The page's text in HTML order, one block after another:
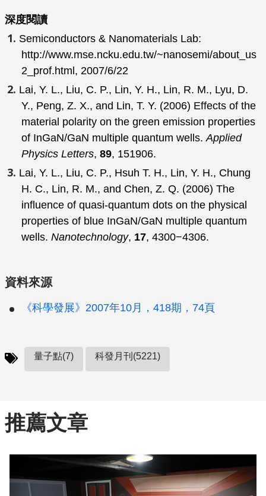
深度閱讀
Semiconductors & Nanomaterials Lab:
http://www.mse.ncku.edu.tw/~nanosemi/about_us
2_prof.html, 2007/6/22
Lai, Y. L., Liu, C. P., Lin, Y. H., Lin, R. M., Lyu, D.
Y., Peng, Z. X., and Lin, T. Y. (2006) Effects of the
material polarity on the green emission properties
of InGaN/GaN multiple quantum wells.Applied
Physics Letters, 89, 151906.
Lai, Y. L., Liu, C. P., Hsuh T. H., Lin, Y. H., Chung
H. C., Lin, R. M., and Chen, Z. Q. (2006) The
influence of quasi-quantum dots on the physical
properties of blue InGaN/GaN multiple quantum
wells. Nanotechnology, 17, 4300−4306.
資料來源
《科學發展》2007年10月，418期，74頁
量子點(7) 科發月刊(5221)
推薦文章